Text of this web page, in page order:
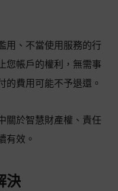
用、不當使用服務的行
您帳戶的權利，無需事
的費用可能不予退還。
關於智慧財產權、責任
有效。
決